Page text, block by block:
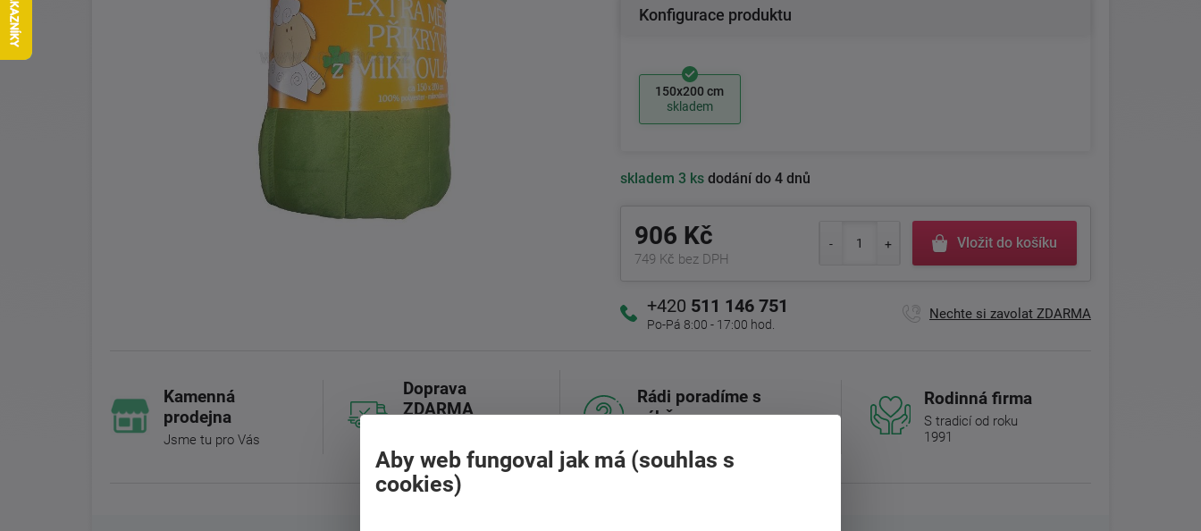
Konfigurace produktu
150x200 cm
skladem
skladem 3 ksdodání do 4 dnů
906 Kč
749 Kč bez DPH
Vložit do košíku
+420 511 146 751
Po-Pá 8:00 - 17:00 hod.
Nechte si zavolat ZDARMA
Kamenná
prodejna
Jsme tu pro Vás
Doprava
ZDARMA
Rádi poradíme s
výběrem
Rodinná firma
S tradicí od roku
1991
Aby web fungoval jak má (souhlas s
cookies)